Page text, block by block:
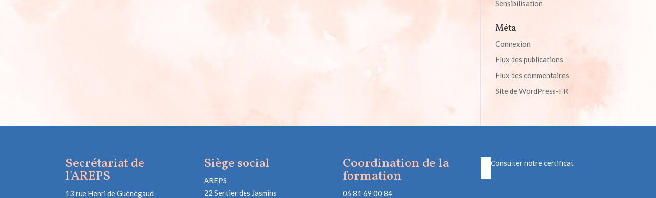
Sensibilisation
Méta
Connexion
Flux des publications
Flux des commentaires
Site de WordPress-FR
Secrétariat de
l'AREPS
13 rue Henri de Guénégaud
Siège social
AREPS
22 Sentier des Jasmins
Coordination de la
formation
06 81 69 00 84
Consulter notre certificat